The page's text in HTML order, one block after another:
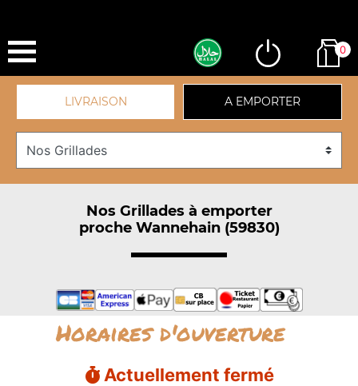
0
LIVRAISON A EMPORTER
Nos Grillades à emporter
proche Wannehain (59830)
Horaires d'ouverture
Actuellement fermé